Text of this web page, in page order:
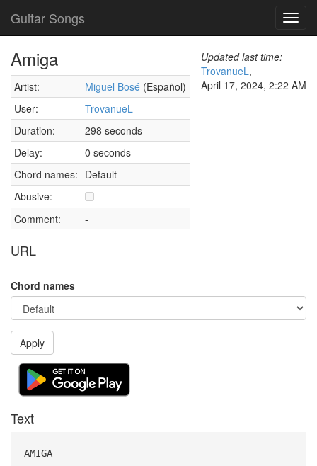
Guitar Songs
Amiga
Artist: Miguel Bosé (Español)
User:
TrovanueL
Duration:
298 seconds
Delay:
0 seconds
Chord names: Default
Abusive:
Comment:
-
URL
Updated last time:
TrovanueL,
April 17, 2024, 2:22 AM
Chord names
Apply
Text
AMIGA